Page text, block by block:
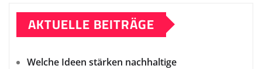
AKTUELLE BEITRÄGE
Welche Ideen stärken nachhaltige